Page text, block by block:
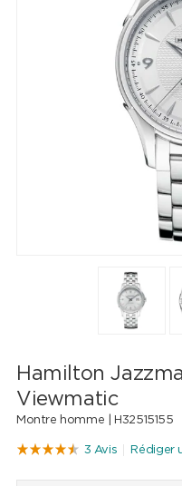
Hamilton
Viewmatic
Montre homme | H32515155
3 Avis Rédiger